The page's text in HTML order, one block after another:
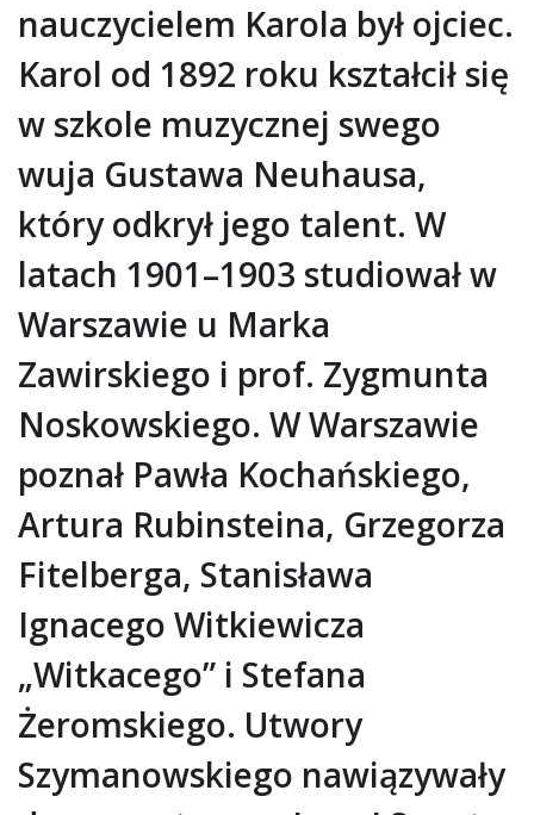
nauczycielem Karola był ojciec.
Karol od 1892 roku kształcił się
w szkole muzycznej swego
wuja Gustawa Neuhausa,
który odkrył jego talent. W
latach 1901–1903 studiował w
Warszawie u Marka
Zawirskiego i prof. Zygmunta
Noskowskiego. W Warszawie
poznał Pawła Kochańskiego,
Artura Rubinsteina, Grzegorza
Fitelberga, Stanisława
Ignacego Witkiewicza
„Witkacego” i Stefana
Żeromskiego. Utwory
Szymanowskiego nawiązywały